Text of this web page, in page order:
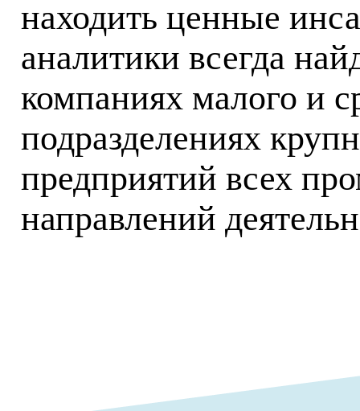
находить ценные
аналитики всегда
компаниях малого и
подразделениях
предприятий всех
направлений